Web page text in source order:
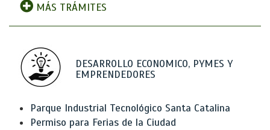
MÁS TRÁMITES
DESARROLLO ECONOMICO, PYMES Y
EMPRENDEDORES
Parque Industrial Tecnológico Santa Catalina
Permiso para Ferias de la Ciudad